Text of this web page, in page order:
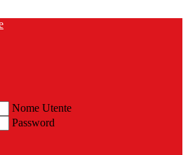
Nome Utente
Password